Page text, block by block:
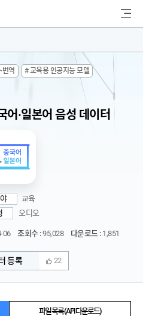
색
번역 # 교육용 인공지능 모델
어·일본어 음성 데이터
교육
오디오
06 조회수 :95,028 다운로드 :1,851
등록 22
파일 목록 (API 다운로드)